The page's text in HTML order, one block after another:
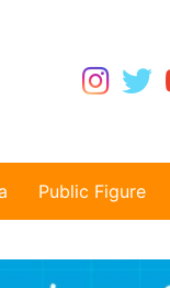
Public Figure